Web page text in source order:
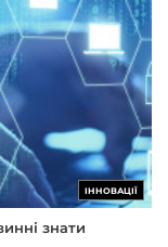
ІННОВАЦІЇ
знати